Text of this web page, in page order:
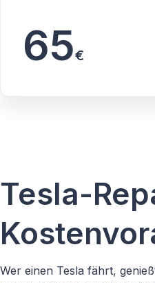
65€
Tesla-
Wer einen Tesla fährt,